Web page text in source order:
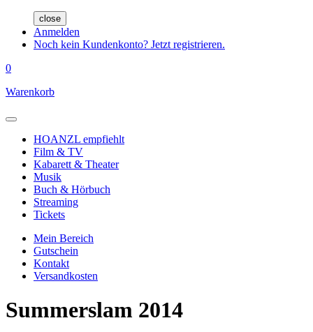
close
Anmelden
Noch kein Kundenkonto? Jetzt registrieren.
0
Warenkorb
HOANZL empfiehlt
Film & TV
Kabarett & Theater
Musik
Buch & Hörbuch
Streaming
Tickets
Mein Bereich
Gutschein
Kontakt
Versandkosten
Summerslam 2014